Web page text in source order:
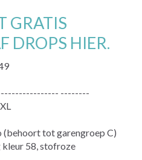
GRATIS
DROPS HIER.
--------
(behoort tot garengroep C)
58, stofroze